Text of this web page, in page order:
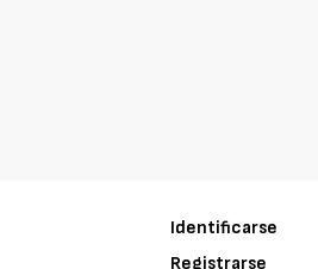
Identificarse
Registrarse